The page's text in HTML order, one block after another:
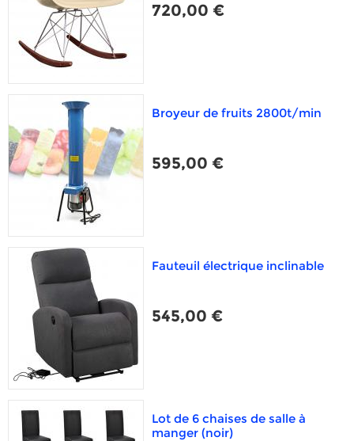
720,00 €
Broyeur de fruits 2800t/min
595,00 €
Fauteuil électrique inclinable
545,00 €
Lot de 6 chaises de salle à
manger (noir)